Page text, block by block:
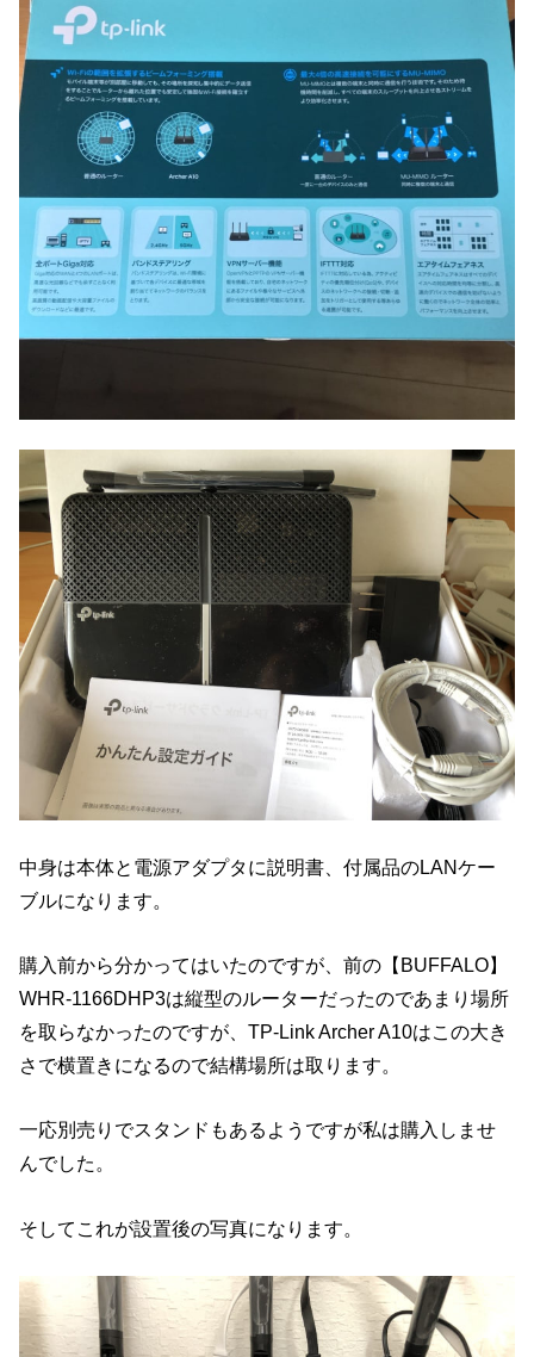
中身は本体と電源アダプタに説明書、付属品のLANケー
ブルになります。
購入前から分かってはいたのですが、前の【BUFFALO】
WHR-1166DHP3は縦型のルーターだったのであまり場所
を取らなかったのですが、TP-Link Archer A10はこの大き
さで横置きになるので結構場所は取ります。
一応別売りでスタンドもあるようですが私は購入しませ
んでした。
そしてこれが設置後の写真になります。